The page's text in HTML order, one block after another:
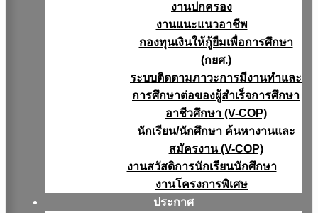
งานปกครอง
งานแนะแนวอาชีพ
กองทุนเงินให้กู้ยืมเพื่อการศึกษา
(กยศ.)
ระบบติดตามภาวะการมีงานทำและ
การศึกษาต่อของผู้สำเร็จการศึกษา
อาชีวศึกษา (V-COP)
นักเรียน/นักศึกษา ค้นหางานและ
สมัครงาน (V-COP)
งานสวัสดิการนักเรียนนักศึกษา
งานโครงการพิเศษ
ประกาศ